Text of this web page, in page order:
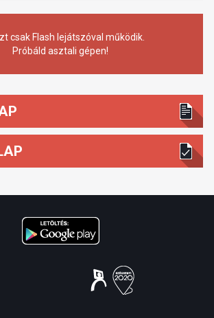
csak Flash lejátszóval működik.
Próbáld asztali gépen!